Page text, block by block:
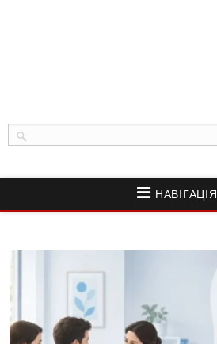
НАВІГАЦІЯ